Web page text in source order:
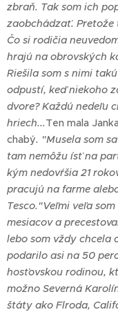
zbraň. Tak som ich
zaobchádzať.
Čo si rodičia
hrajú na obrovských
Riešila som s nimi
odpustí, keď niekoho
dvore? Každú nedeľu
hriech...Ten mala
chabý. "Musela som
tam nemôžu ísť na
kým nedovŕšia 21
pracujú na farme
Tesco."Veľmi veľa
mesiacov a
lebo som vždy chcela
podarilo asi na 50
hosťovskou rodinou,
možno Severná
štáty ako Flroda,